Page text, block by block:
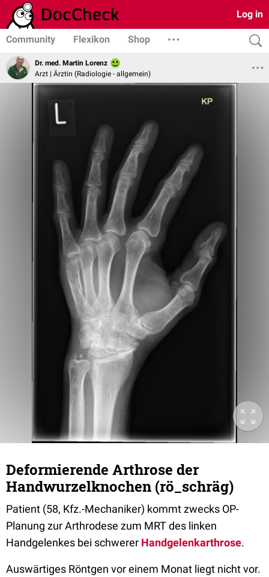
Log in
Community Flexikon Shop
Dr. med. Martin Lorenz
Arzt | Ärztin (Radiologie - allgemein)
Deformierende Arthrose der
Handwurzelknochen (rö_schräg)
Patient (58, Kfz.-Mechaniker) kommt zwecks OP-
Planung zur Arthrodese zum MRT des linken
Handgelenkes bei schwerer Handgelenkarthrose.
Auswärtiges Röntgen vor einem Monat liegt nicht vor.